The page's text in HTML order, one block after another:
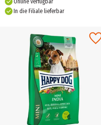
Online verfügbar
In die Filiale lieferbar